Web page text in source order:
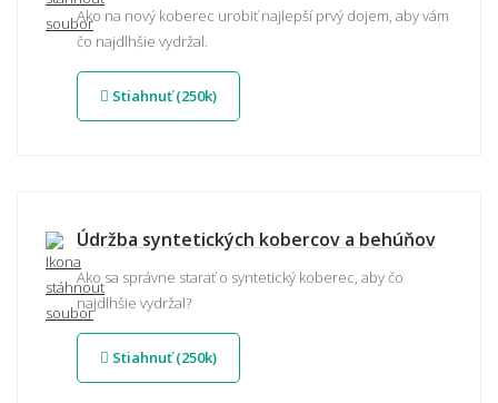
Ako na nový koberec urobiť najlepší prvý dojem, aby vám
čo najdlhšie vydržal.
Stiahnuť (250k)
Údržba syntetických kobercov a behúňov
Ako sa správne starať o syntetický koberec, aby čo
najdlhšie vydržal?
Stiahnuť (250k)